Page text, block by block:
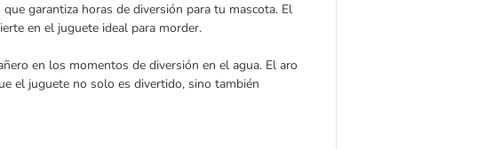
garantiza horas de diversión para tu mascota. El
en el juguete ideal para morder.
en los momentos de diversión en el agua. El aro
el juguete no solo es divertido, sino también